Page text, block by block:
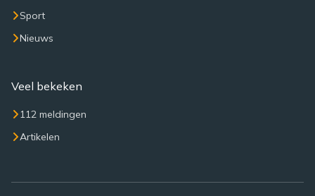
Sport
Nieuws
Veel bekeken
112 meldingen
Artikelen